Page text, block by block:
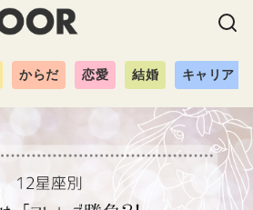
からだ 恋愛 結婚 キャリア